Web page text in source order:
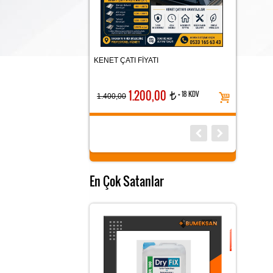
KENET ÇATI FİYATI
1.400,00 1.200,00 t + 18 KDV
En Çok Satanlar